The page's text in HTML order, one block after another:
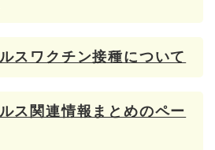
スワクチン接種について
ス関連情報まとめのペー